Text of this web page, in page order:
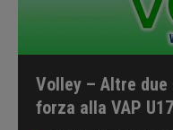
Volley – Altre
forza alla VAP